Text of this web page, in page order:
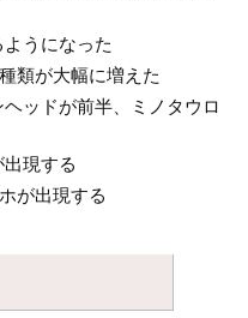
うになった
類が大幅に増えた
ッドが前半、ミノタウロ
現する
が出現する